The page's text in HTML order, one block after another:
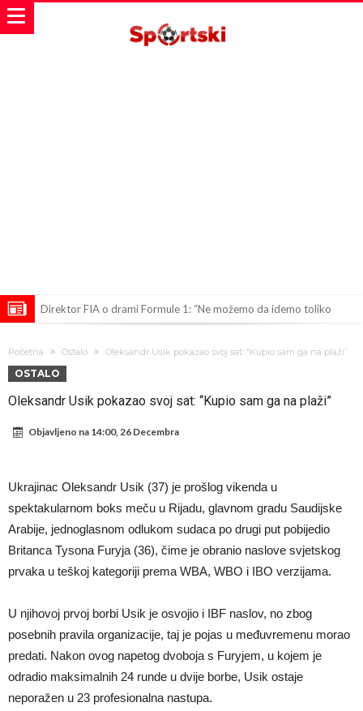
Direktor FIA o drami Formule 1: “Ne možemo da idemo toliko
Prva ponuda za Rafaela Leaa – odbijena!
zahtijeva pravdu.
Potresne scene na sahrani UFC borca! Red ljudi, muzika i aplauz koji
tjera suze
GROM USMRTIO FUDBALERA: Velika tragedija! Povrijeđeno još 12
igrača!
Mediji u Španiji konačno obznanili dugo očekivanu odluku: Vinicius
Početna Ostalo Oleksandr Usik pokazao svoj sat: “Kupio sam ga na plaži”
OSTALO
Oleksandr Usik pokazao svoj sat: “Kupio sam ga na plaži”
Objavljeno na 14:00, 26 Decembra
Ukrajinac Oleksandr Usik (37) je prošlog vikenda u
spektakularnom boks meču u Rijadu, glavnom gradu Saudijske
Arabije, jednoglasnom odlukom sudaca po drugi put pobijedio
Britanca Tysona Furyja (36), čime je obranio naslove svjetskog
prvaka u teškoj kategoriji prema WBA, WBO i IBO verzijama.
U njihovoj prvoj borbi Usik je osvojio i IBF naslov, no zbog
posebnih pravila organizacije, taj je pojas u međuvremenu morao
predati. Nakon ovog napetog dvoboja s Furyjem, u kojem je
odradio maksimalnih 24 runde u dvije borbe, Usik ostaje
neporažen u 23 profesionalna nastupa.